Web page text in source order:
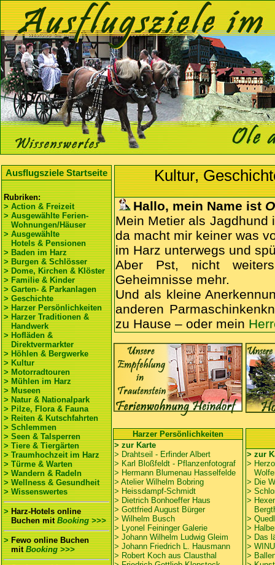
Ausflugsziele Startseite
Rubriken:
> Action & Freizeit
> Ausgewählte Ferien-
Wohnungen/Häuser
> Ausgewählte
Hotels & Pensionen
> Baden im Harz
> Burgen & Schlösser
> Dome, Kirchen & Klöster
> Familie & Kinder
> Garten- & Parkanlagen
> Geschichte
> Harzer Persönlichkeiten
> Harzer Traditionen &
Handwerk
> Hofläden &
Direktvermarkter
> Höhlen & Bergwerke
> Kultur
> Motorradtouren
> Mühlen im Harz
> Museen
> Natur & Nationalpark
> Pilze, Flora & Fauna
> Reiten & Kutschfahrten
> Schlemmen
> Seen & Talsperren
> Tiere & Tiergärten
> Traumhochzeit im Harz
> Türme & Warten
> Wandern & Radeln
> Wellness & Gesundheit
> Wissenswertes
>Harz-Hotels online
Buchen mitBooking >>>
>Fewo online Buchen
mit Booking >>>
Kultur,
Hallo, mein Name ist
Mein Metier als Jagdhund
da macht mir keiner was
im Harz unterwegs und
Aber Pst, nicht
Geheimnisse mehr.
Und als kleine
anderen
zu Hause – oder mein
Harzer Persönlichkeiten
> zur Karte
> Drahtseil - Erfinder Albert
> Karl Bloßfeldt - Pflanzenfotograf
> Hermann Blumenau Hasselfelde
> Atelier Wilhelm Bobring
> Heissdampf-Schmidt
> Dietrich Bonhoeffer Haus
> Gottfried August Bürger
> Wilhelm Busch
> Lyonel Feininger Galerie
> Johann Wilhelm Ludwig Gleim
> Johann Friedrich L. Hausmann
> Robert Koch aus Clausthal
> zur
>
> Die
>
>
>
>
> Das
>
>